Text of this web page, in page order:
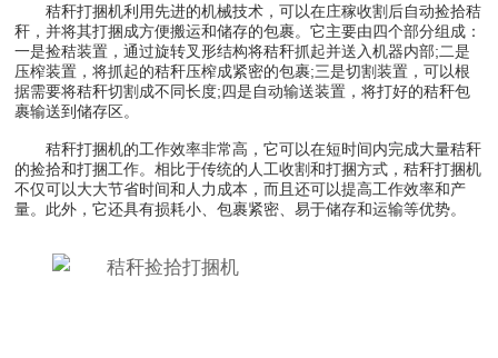
秸秆打捆机利用先进的机械技术，可以在庄稼收割后自动捡拾秸
秆，并将其打捆成方便搬运和储存的包裹。它主要由四个部分组成：
一是捡秸装置，通过旋转叉形结构将秸秆抓起并送入机器内部;二是
压榨装置，将抓起的秸秆压榨成紧密的包裹;三是切割装置，可以根
据需要将秸秆切割成不同长度;四是自动输送装置，将打好的秸秆包
裹输送到储存区。
秸秆打捆机的工作效率非常高，它可以在短时间内完成大量秸秆
的捡拾和打捆工作。相比于传统的人工收割和打捆方式，秸秆打捆机
不仅可以大大节省时间和人力成本，而且还可以提高工作效率和产
量。此外，它还具有损耗小、包裹紧密、易于储存和运输等优势。